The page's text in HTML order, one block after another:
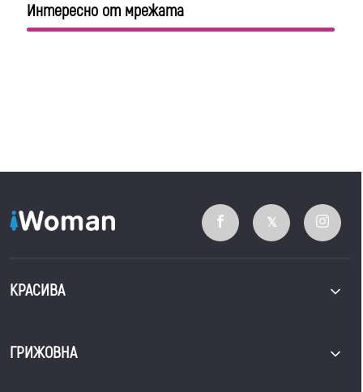
Интересно от мрежата
КРАСИВА
ГРИЖОВНА